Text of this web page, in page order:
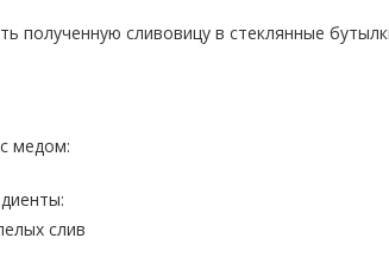
полученную сливовицу в стеклянные
медом:
слив